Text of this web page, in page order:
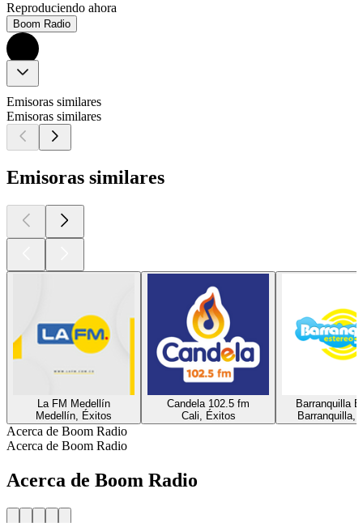
Reproduciendo ahora
Boom Radio
Emisoras similares
Emisoras similares
Emisoras similares
La FM Medellín
Medellín, Éxitos
Candela 102.5 fm
Cali, Éxitos
Barranquilla
Barranquilla,
Acerca de Boom Radio
Acerca de Boom Radio
Acerca de Boom Radio